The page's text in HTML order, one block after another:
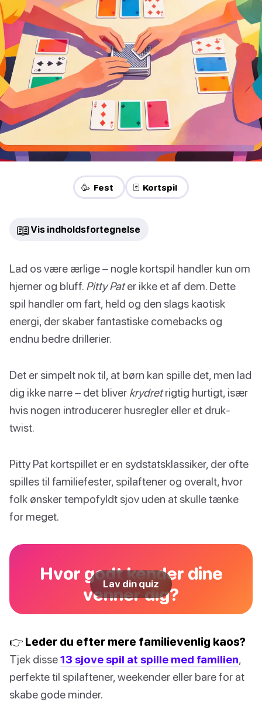
🥳 Fest 🃏 Kortspil
📖 Vis indholdsfortegnelse
Lad os være ærlige – nogle kortspil handler kun om
hjerner og bluff. Pitty Pater ikke et af dem. Dette
spil handler om fart, held og den slags kaotisk
energi, der skaber fantastiske comebacks og
endnu bedre drillerier.
Det er simpelt nok til, at børn kan spille det, men lad
dig ikke narre – det bliver krydretrigtig hurtigt, især
hvis nogen introducerer husregler eller et druk-
twist.
Pitty Pat kortspillet er en sydstatsklassiker, der ofte
spilles til familiefester, spilaftener og overalt, hvor
folk ønsker tempofyldt sjov uden at skulle tænke
for meget.
Hvor godt kender dine
venner dig?
Lav din quiz
👉 Leder du efter mere familievenlig kaos?
Tjek disse13 sjove spil at spille med familien,
perfekte til spilaftener, weekender eller bare for at
skabe gode minder.